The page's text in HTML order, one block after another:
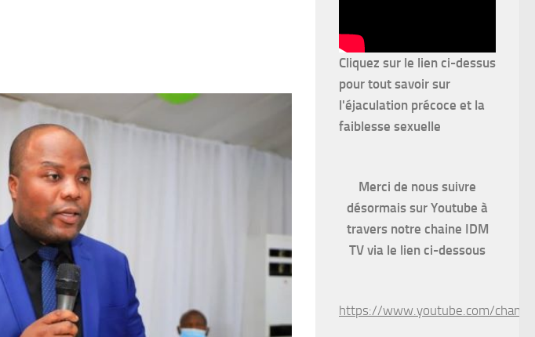
Cliquez sur le lien ci-dessus
pour tout savoir sur
l'éjaculation précoce et la
faiblesse sexuelle
Merci de nous suivre
désormais sur Youtube à
travers notre chaine IDM
TV via le lien ci-dessous
https://www.youtube.com/